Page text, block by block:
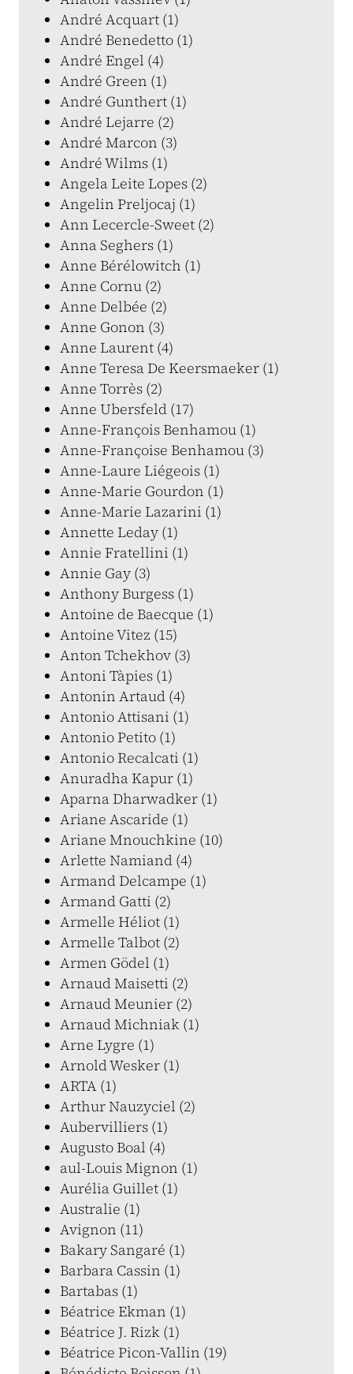
André Acquart (1)
André Benedetto (1)
André Engel (4)
André Green (1)
André Gunthert (1)
André Lejarre (2)
André Marcon (3)
André Wilms (1)
Angela Leite Lopes (2)
Angelin Preljocaj (1)
Ann Lecercle-Sweet (2)
Anna Seghers (1)
Anne Bérélowitch (1)
Anne Cornu (2)
Anne Delbée (2)
Anne Gonon (3)
Anne Laurent (4)
Anne Teresa De Keersmaeker (1)
Anne Torrès (2)
Anne Ubersfeld (17)
Anne-François Benhamou (1)
Anne-Françoise Benhamou (3)
Anne-Laure Liégeois (1)
Anne-Marie Gourdon (1)
Anne-Marie Lazarini (1)
Annette Leday (1)
Annie Fratellini (1)
Annie Gay (3)
Anthony Burgess (1)
Antoine de Baecque (1)
Antoine Vitez (15)
Anton Tchekhov (3)
Antoni Tàpies (1)
Antonin Artaud (4)
Antonio Attisani (1)
Antonio Petito (1)
Antonio Recalcati (1)
Anuradha Kapur (1)
Aparna Dharwadker (1)
Ariane Ascaride (1)
Ariane Mnouchkine (10)
Arlette Namiand (4)
Armand Delcampe (1)
Armand Gatti (2)
Armelle Héliot (1)
Armelle Talbot (2)
Armen Gödel (1)
Arnaud Maisetti (2)
Arnaud Meunier (2)
Arnaud Michniak (1)
Arne Lygre (1)
Arnold Wesker (1)
ARTA (1)
Arthur Nauzyciel (2)
Aubervilliers (1)
Augusto Boal (4)
aul-Louis Mignon (1)
Aurélia Guillet (1)
Australie (1)
Avignon (11)
Bakary Sangaré (1)
Barbara Cassin (1)
Bartabas (1)
Béatrice Ekman (1)
Béatrice J. Rizk (1)
Béatrice Picon-Vallin (19)